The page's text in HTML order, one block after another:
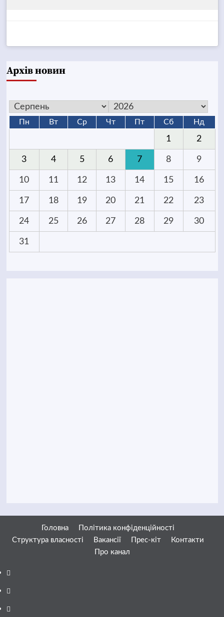
Архів новин
Пн Вт Ср Чт Пт Сб Нд
1 2
3 4 5 6 7 8 9
10 11 12 13 14 15 16
17 18 19 20 21 22 23
24 25 26 27 28 29 30
31
Головна
Політика конфіденційності
Структура власності
Вакансії Прес-кіт
Контакти
Про канал
Facebook
YouTube
Telegram